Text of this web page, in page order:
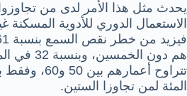
يحدث مثل هذا الأمر لدى من
الاستعمال الدوري للأدوية المسكنة
هم دون
المئة لمن تجاوزا الستين.